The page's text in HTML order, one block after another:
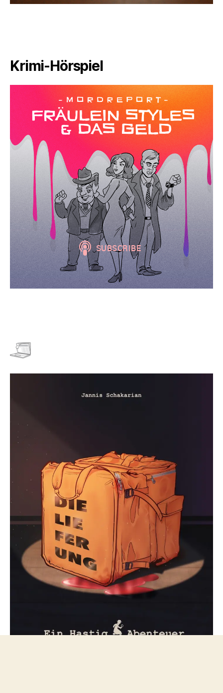
Krimi-Hörspiel